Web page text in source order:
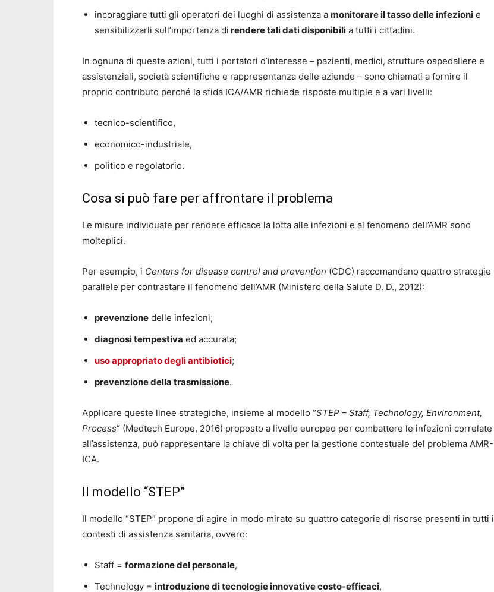
incoraggiare tutti gli operatori dei luoghi di assistenza a monitorare il tasso delle infezioni e
sensibilizzarli sull’importanza di rendere tali dati disponibili a tutti i cittadini.
In ognuna di queste azioni, tutti i portatori d’interesse – pazienti, medici, strutture ospedaliere e
assistenziali, società scientifiche e rappresentanza delle aziende – sono chiamati a fornire il
proprio contributo perché la sfida ICA/AMR richiede risposte multiple e a vari livelli:
tecnico-scientifico,
economico-industriale,
politico e regolatorio.
Cosa si può fare per affrontare il problema
Le misure individuate per rendere efficace la lotta alle infezioni e al fenomeno dell’AMR sono
molteplici.
Per esempio, i Centers for disease control and prevention (CDC) raccomandano quattro strategie
parallele per contrastare il fenomeno dell’AMR (Ministero della Salute D. D., 2012):
prevenzione delle infezioni;
diagnosi tempestiva ed accurata;
uso appropriato degli antibiotici;
prevenzione della trasmissione.
Applicare queste linee strategiche, insieme al modello “STEP – Staff, Technology, Environment,
Process” (Medtech Europe, 2016) proposto a livello europeo per combattere le infezioni correlate
all’assistenza, può rappresentare la chiave di volta per la gestione contestuale del problema AMR-
ICA.
Il modello “STEP”
Il modello “STEP” propone di agire in modo mirato su quattro categorie di risorse presenti in tutti i
contesti di assistenza sanitaria, ovvero:
Staff = formazione del personale,
Technology = introduzione di tecnologie innovative costo-efficaci,